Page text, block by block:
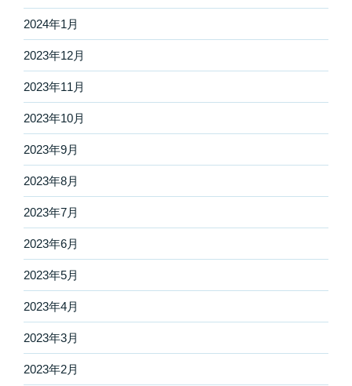
2024年1月
2023年12月
2023年11月
2023年10月
2023年9月
2023年8月
2023年7月
2023年6月
2023年5月
2023年4月
2023年3月
2023年2月